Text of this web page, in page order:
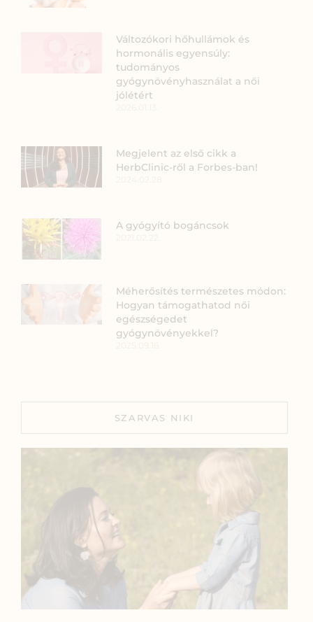
Változókori hőhullámok és
hormonális egyensúly:
tudományos
gyógynövényhasználat a női
jólétért
Megjelent az első cikk a
HerbClinic-ről a Forbes-ban!
A gyógyító bogáncsok
Méherősítés természetes módon:
Hogyan támogathatod női
egészségedet
gyógynövényekkel?
SZARVAS NIKI